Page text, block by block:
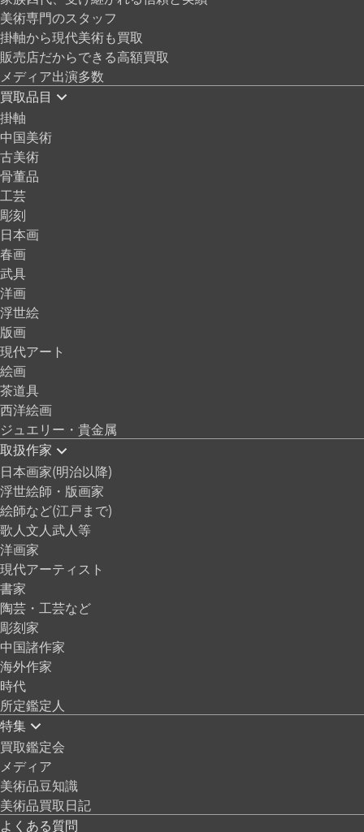
美術専門のスタッフ
掛軸から現代美術も買取
販売店だからできる高額買取
メディア出演多数
買取品目
掛軸
中国美術
古美術
骨董品
工芸
彫刻
日本画
春画
武具
洋画
浮世絵
版画
現代アート
絵画
茶道具
西洋絵画
ジュエリー・貴金属
取扱作家
日本画家(明治以降)
浮世絵師・版画家
絵師など(江戸まで)
歌人文人武人等
洋画家
現代アーティスト
書家
陶芸・工芸など
彫刻家
中国諸作家
海外作家
時代
所定鑑定人
特集
買取鑑定会
メディア
美術品豆知識
美術品買取日記
よくある質問